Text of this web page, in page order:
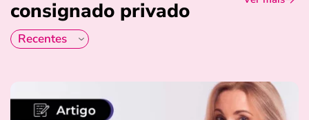
consignado privado